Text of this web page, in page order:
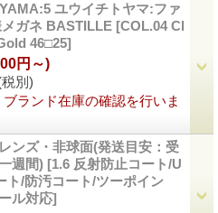
ユウイチトヤマ:ファ
ガネ BASTILLE [COL.04 Cl
46□25]
税別)
円～)
ランド在庫の確認を行いま
ンズ・非球面(発送目安：受
週間) [1.6 反射防止コート/U
ト/防汚コート/ツーポイン
ル対応]